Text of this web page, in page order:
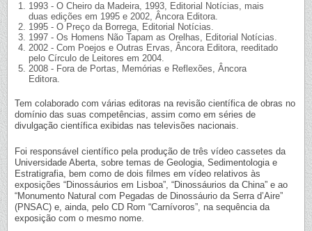
1993 - O Cheiro da Madeira, 1993, Editorial Notícias, mais
duas edições em 1995 e 2002, Âncora Editora.
1995 - O Preço da Borrega, Editorial Notícias.
1997 - Os Homens Não Tapam as Orelhas, Editorial Notícias.
2002 - Com Poejos e Outras Ervas, Âncora Editora, reeditado
pelo Círculo de Leitores em 2004.
2008 - Fora de Portas, Memórias e Reflexões, Âncora
Editora.
Tem colaborado com várias editoras na revisão científica de obras no
domínio das suas competências, assim como em séries de
divulgação científica exibidas nas televisões nacionais.
Foi responsável científico pela produção de três vídeo cassetes da
Universidade Aberta, sobre temas de Geologia, Sedimentologia e
Estratigrafia, bem como de dois filmes em vídeo relativos às
exposições “Dinossáurios em Lisboa”, “Dinossáurios da China” e ao
“Monumento Natural com Pegadas de Dinossáurio da Serra d’Aire”
(PNSAC) e, ainda, pelo CD Rom “Carnívoros”, na sequência da
exposição com o mesmo nome.